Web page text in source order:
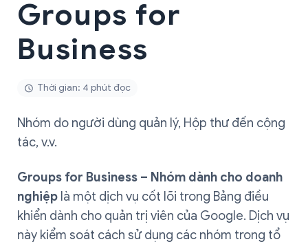
Groups for
Business
Thời gian: 4 phút đọc
Nhóm do người dùng quản lý, Hộp thư đến cộng
tác, v.v.
Groups for Business – Nhóm dành cho doanh
nghiệp là một dịch vụ cốt lõi trong Bảng điều
khiển dành cho quản trị viên của Google. Dịch vụ
này kiểm soát cách sử dụng các nhóm trong tổ